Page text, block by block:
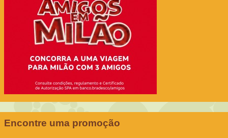
Encontre uma promoção